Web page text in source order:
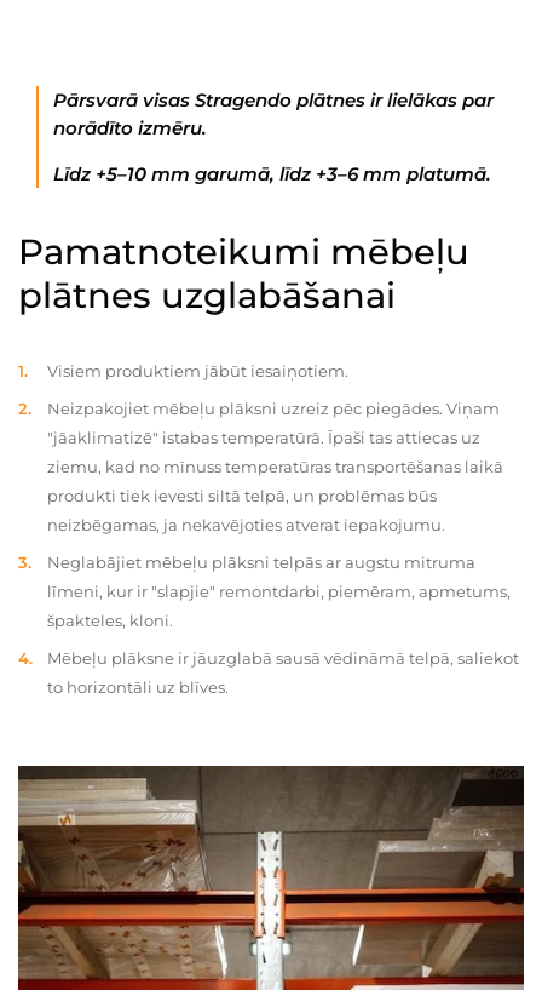
Pārsvarā visas Stragendo plātnes ir lielākas par
norādīto izmēru.
Līdz +5–10 mm garumā, līdz +3–6 mm platumā.
Pamatnoteikumi mēbeļu
plātnes uzglabāšanai
Visiem produktiem jābūt iesaiņotiem.
Neizpakojiet mēbeļu plāksni uzreiz pēc piegādes. Viņam
"jāaklimatizē" istabas temperatūrā. Īpaši tas attiecas uz
ziemu, kad no mīnuss temperatūras transportēšanas laikā
produkti tiek ievesti siltā telpā, un problēmas būs
neizbēgamas, ja nekavējoties atverat iepakojumu.
Neglabājiet mēbeļu plāksni telpās ar augstu mitruma
līmeni, kur ir "slapjie" remontdarbi, piemēram, apmetums,
špakteles, kloni.
Mēbeļu plāksne ir jāuzglabā sausā vēdināmā telpā, saliekot
to horizontāli uz blīves.